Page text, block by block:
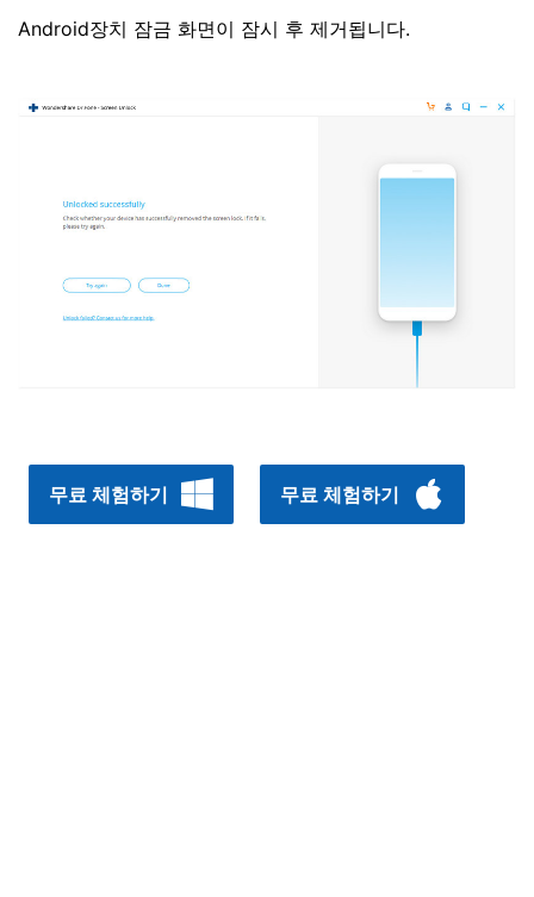
Android장치 잠금 화면이 잠시 후 제거됩니다.
무료 체험하기 무료 체험하기